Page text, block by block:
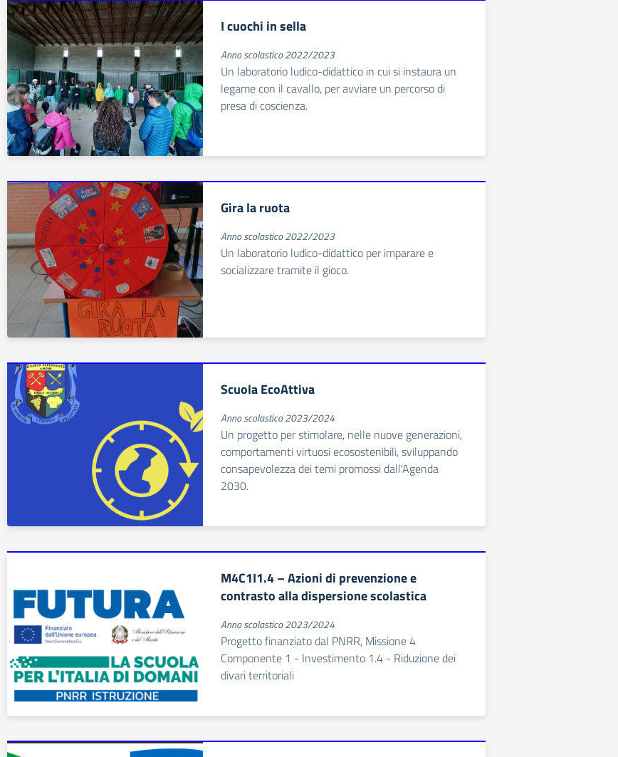
I cuochi in sella
Anno scolastico 2022/2023
Un laboratorio ludico-didattico in cui si instaura un
legame con il cavallo, per avviare un percorso di
presa di coscienza.
Gira la ruota
Anno scolastico 2022/2023
Un laboratorio ludico-didattico per imparare e
socializzare tramite il gioco.
Scuola EcoAttiva
Anno scolastico 2023/2024
Un progetto per stimolare, nelle nuove generazioni,
comportamenti virtuosi ecosostenibili, sviluppando
consapevolezza dei temi promossi dall'Agenda
2030.
M4C1I1.4 – Azioni di prevenzione e
contrasto alla dispersione scolastica
Anno scolastico 2023/2024
Progetto finanziato dal PNRR, Missione 4
Componente 1 - Investimento 1.4 - Riduzione dei
divari territoriali